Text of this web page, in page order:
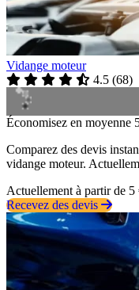
Vidange moteur
4.5 (68)
Économisez en moyenne
Comparez des devis
vidange moteur.
Actuellement à partir de 5
Recevez des devis